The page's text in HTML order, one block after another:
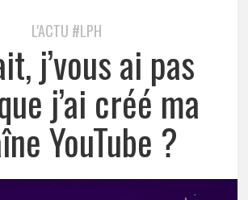
L'ACTU #LPH
j’vous ai pas
j’ai créé ma
YouTube ?